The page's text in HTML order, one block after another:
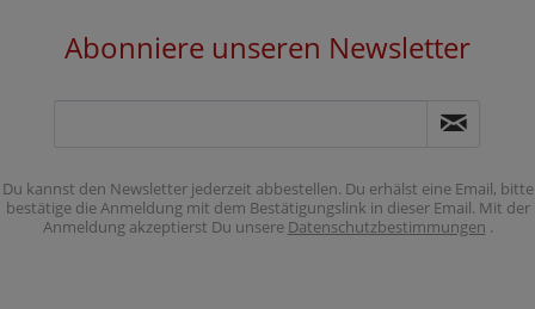
Abonniere unseren Newsletter
Du kannst den Newsletter jederzeit abbestellen. Du erhälst eine Email, bitte
bestätige die Anmeldung mit dem Bestätigungslink in dieser Email. Mit der
Anmeldung akzeptierst Du unsere Datenschutzbestimmungen .